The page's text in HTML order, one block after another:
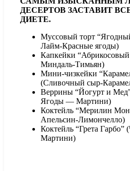
ДЕСЕРТОВ ЗАСТАВИТ
ДИЕТЕ.
Муссовый торт
Лайм-Красные ягоды)
Капкейки
Миндаль-Тимьян)
Мини-чизкейки
(Сливочный сыр-
Веррины “Йогурт и
Ягоды — Мартини)
Коктейль “Мерилин
Апельсин-Лимончелло)
Коктейль “Грета Гарбо”
Мартини)